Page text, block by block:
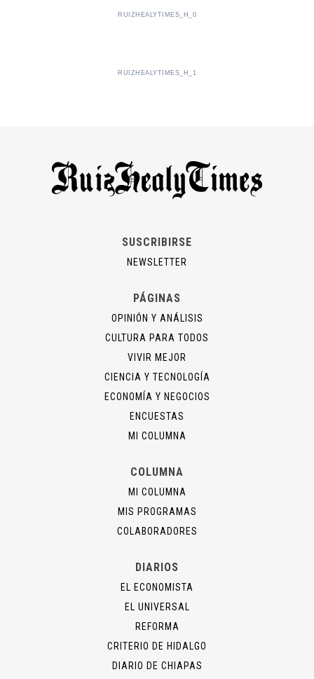
RUIZHEALYTIMES_H_0
RUIZHEALYTIMES_H_1
SUSCRIBIRSE
NEWSLETTER
PÁGINAS
OPINIÓN Y ANÁLISIS
CULTURA PARA TODOS
VIVIR MEJOR
CIENCIA Y TECNOLOGÍA
ECONOMÍA Y NEGOCIOS
ENCUESTAS
MI COLUMNA
COLUMNA
MI COLUMNA
MIS PROGRAMAS
COLABORADORES
DIARIOS
EL ECONOMISTA
EL UNIVERSAL
REFORMA
CRITERIO DE HIDALGO
DIARIO DE CHIAPAS